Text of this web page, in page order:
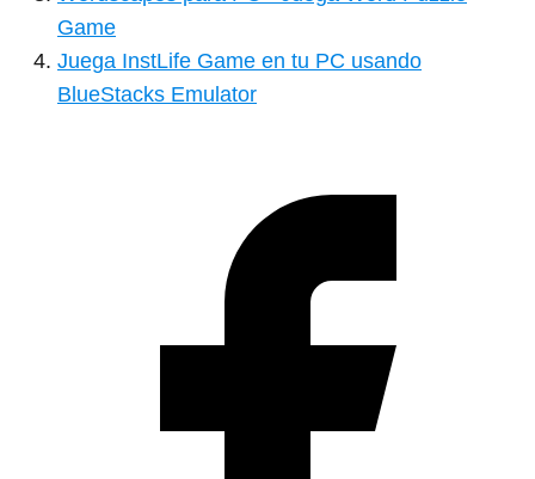
Game
Juega InstLife Game en tu PC usando
BlueStacks Emulator